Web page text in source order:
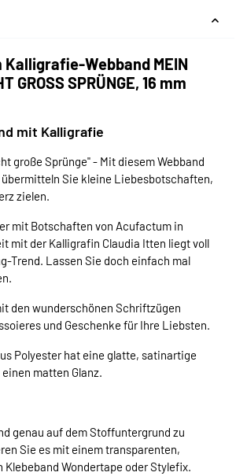
Webband MEIN
GROSS SPRÜNGE, 16 mm
mit Kalligrafie
große Sprünge" - Mit diesem Webband
Sie kleine Liebesbotschaften,
zielen.
mit Botschaften von Acufactum in
mit der Kalligrafin Claudia Itten liegt voll
Trend. Lassen Sie doch einfach mal
den wunderschönen Schriftzügen
und Geschenke für Ihre Liebsten.
Polyester hat eine glatte, satinartige
matten Glanz.
genau auf dem Stoffuntergrund zu
Sie es mit einem transparenten,
Klebeband Wondertape oder Stylefix.